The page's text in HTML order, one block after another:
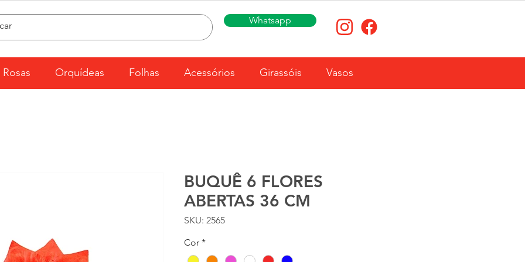
Whatsapp
Rosas Orquídeas Folhas Acessórios Girassóis Vasos
BUQUÊ 6 FLORES
ABERTAS 36 CM
SKU: 2565
Cor *